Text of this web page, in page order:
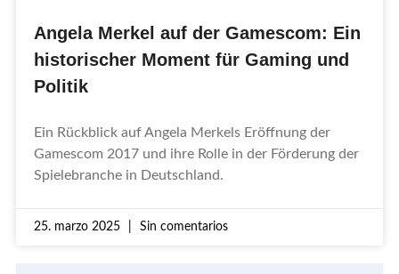
Angela Merkel auf der Gamescom: Ein
historischer Moment für Gaming und
Politik
Ein Rückblick auf Angela Merkels Eröffnung der
Gamescom 2017 und ihre Rolle in der Förderung der
Spielebranche in Deutschland.
25. marzo 2025 Sin comentarios